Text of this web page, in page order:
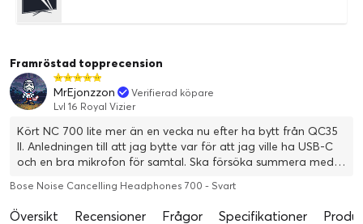
Framröstad topprecension
MrEjonzzon
Verifierad köpare
Lvl 16 Royal Vizier
Kört NC 700 lite mer än en vecka nu efter ha bytt från QC35
ll. Anledningen till att jag bytte var för att jag ville ha USB-C
och en bra mikrofon för samtal. Ska försöka summera med
är är jämna, båda är väldigt sköna, jag har glasögon. Mitt
Bose Noise Cancelling Headphones 700 - Svart
Översikt Recensioner Frågor Specifikationer